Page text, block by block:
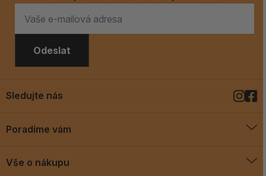
Odeslat
Poradíme vám
Vše o nákupu
Sledujte nás